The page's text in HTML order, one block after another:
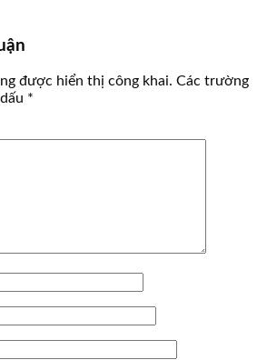
được hiển thị công khai. Các trường
*